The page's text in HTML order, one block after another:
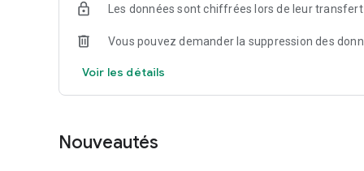
Nous sommes à l’écoute de vos remarques et
Un abonnement est requis pour accéder à l’intégralité
Les données sont chiffrées lors de leur transfert
Vous pouvez demander la suppression des
Voir les détails
Nouveautés